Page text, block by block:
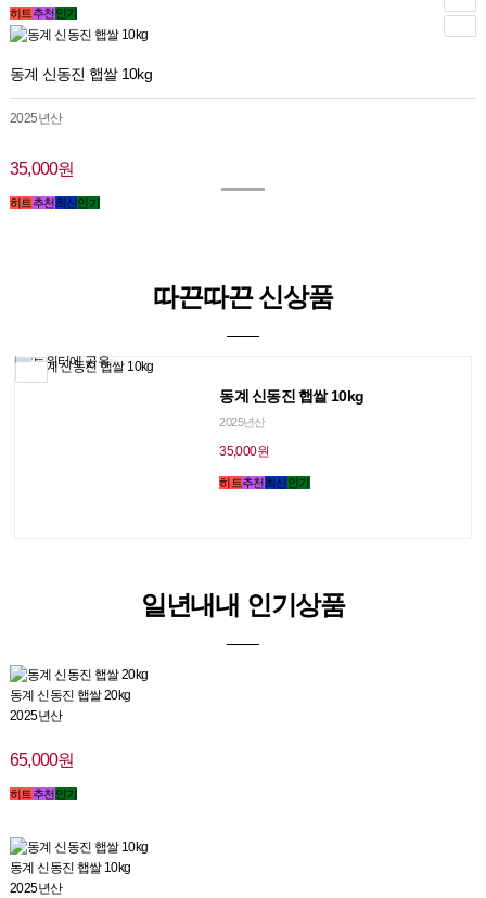
히트추천 인기
동계 신동진 햅쌀 10kg
2025년산
35,000원
히트추천최신인기
따끈따끈 신상품
동계 신동진 햅쌀 10kg
2025년산
35,000원
히트추천최신인기
일년내내 인기상품
동계 신동진 햅쌀 20kg
2025년산
65,000원
히트추천인기
동계 신동진 햅쌀 10kg
2025년산